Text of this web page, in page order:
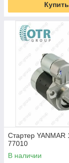
Купить
Стартер YANMAR
77010
В наличии